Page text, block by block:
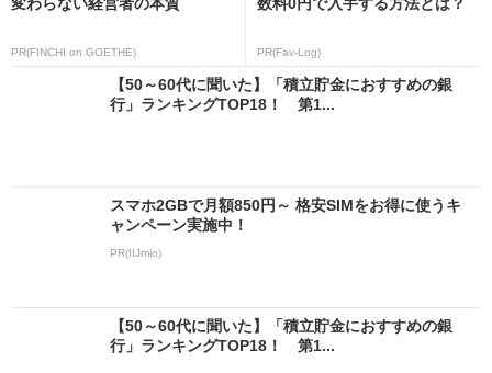
PR(FINCHI on GOETHE) PR(Fav-Log)
【50～60代に聞いた】「積立貯金におすすめの銀
行」ランキングTOP18！ 第1...
スマホ2GBで月額850円～ 格安SIMをお得に使うキ
ャンペーン実施中！
PR(IIJmio)
【50～60代に聞いた】「積立貯金におすすめの銀
行」ランキングTOP18！ 第1...